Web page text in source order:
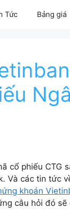
Tức Bảng giá
cổ phiếu CTG
Và các tin tức
khoán
câu hỏi đó